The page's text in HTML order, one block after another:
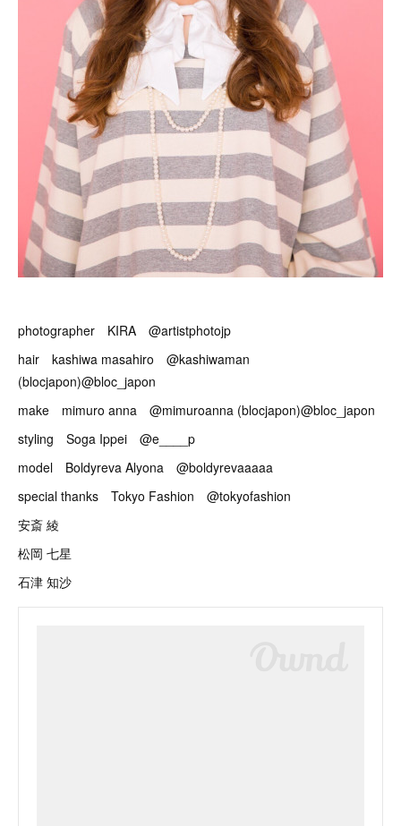
photographer KIRA @artistphotojp
hair kashiwa masahiro @kashiwaman
(blocjapon)@bloc_japon
make mimuro anna @mimuroanna (blocjapon)@bloc_japon
styling Soga Ippei @e____p
model Boldyreva Alyona @boldyrevaaaaa
special thanks Tokyo Fashion @tokyofashion
安斎 綾
松岡 七星
石津 知沙